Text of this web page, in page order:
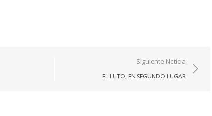
Siguiente Noticia
EL LUTO, EN SEGUNDO LUGAR